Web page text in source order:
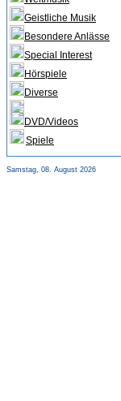
Geistliche Musik
Besondere Anlässe
Special Interest
Hörspiele
Diverse
DVD/Videos
Spiele
Samstag, 08. August 2026